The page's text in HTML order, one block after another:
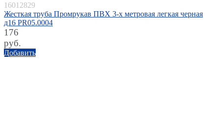
16012829
Жесткая труба Промрукав ПВХ 3-х метровая легкая черная
д16 PR05.0004
176
руб.
Добавить